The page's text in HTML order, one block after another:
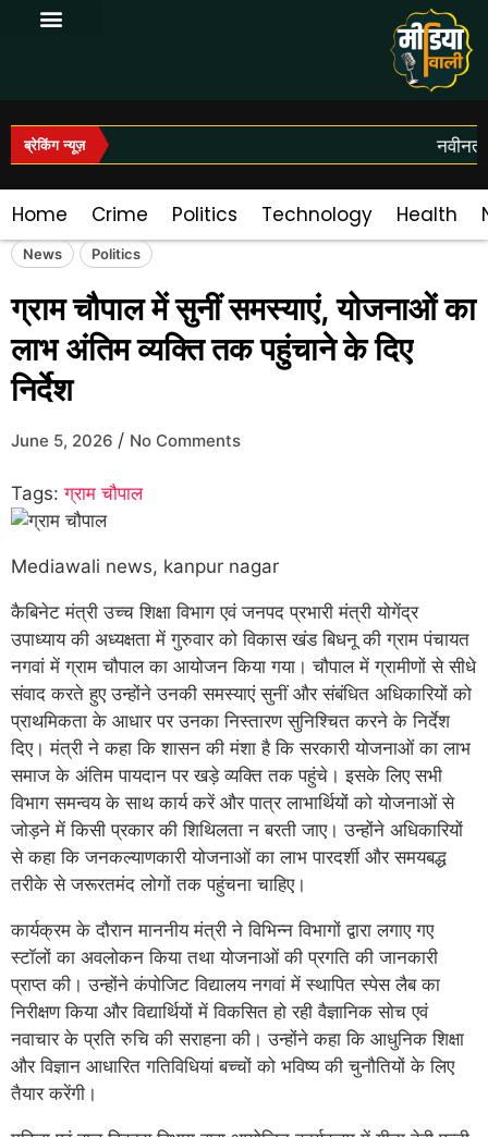
ब्रेकिंग न्यूज़
Home Crime Politics Technology Health
News Politics
ग्राम चौपाल में सुनीं समस्याएं, योजनाओं का
लाभ अंतिम व्यक्ति तक पहुंचाने के दिए
निर्देश
June 5, 2026 / No Comments
Tags:ग्राम चौपाल
Mediawali news, kanpur nagar
कैबिनेट मंत्री उच्च शिक्षा विभाग एवं जनपद प्रभारी मंत्री योगेंद्र
उपाध्याय की अध्यक्षता में गुरुवार को विकास खंड बिधनू की ग्राम पंचायत
नगवां में ग्राम चौपाल का आयोजन किया गया। चौपाल में ग्रामीणों से सीधे
संवाद करते हुए उन्होंने उनकी समस्याएं सुनीं और संबंधित अधिकारियों को
प्राथमिकता के आधार पर उनका निस्तारण सुनिश्चित करने के निर्देश
दिए। मंत्री ने कहा कि शासन की मंशा है कि सरकारी योजनाओं का लाभ
समाज के अंतिम पायदान पर खड़े व्यक्ति तक पहुंचे। इसके लिए सभी
विभाग समन्वय के साथ कार्य करें और पात्र लाभार्थियों को योजनाओं से
जोड़ने में किसी प्रकार की शिथिलता न बरती जाए। उन्होंने अधिकारियों
से कहा कि जनकल्याणकारी योजनाओं का लाभ पारदर्शी और समयबद्ध
तरीके से जरूरतमंद लोगों तक पहुंचना चाहिए।
कार्यक्रम के दौरान माननीय मंत्री ने विभिन्न विभागों द्वारा लगाए गए
स्टॉलों का अवलोकन किया तथा योजनाओं की प्रगति की जानकारी
प्राप्त की। उन्होंने कंपोजिट विद्यालय नगवां में स्थापित स्पेस लैब का
निरीक्षण किया और विद्यार्थियों में विकसित हो रही वैज्ञानिक सोच एवं
नवाचार के प्रति रुचि की सराहना की। उन्होंने कहा कि आधुनिक शिक्षा
और विज्ञान आधारित गतिविधियां बच्चों को भविष्य की चुनौतियों के लिए
तैयार करेंगी।